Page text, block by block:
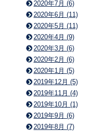
2020年7月 (6)
2020年6月 (11)
2020年5月 (11)
2020年4月 (9)
2020年3月 (6)
2020年2月 (6)
2020年1月 (5)
2019年12月 (5)
2019年11月 (4)
2019年10月 (1)
2019年9月 (6)
2019年8月 (7)